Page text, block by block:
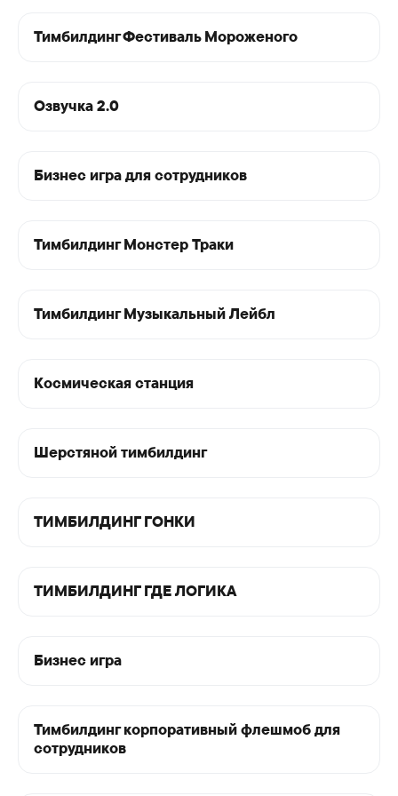
Тимбилдинг Фестиваль Мороженого
Озвучка 2.0
Бизнес игра для сотрудников
Тимбилдинг Монстер Траки
Тимбилдинг Музыкальный Лейбл
Космическая станция
Шерстяной тимбилдинг
ТИМБИЛДИНГ ГОНКИ
ТИМБИЛДИНГ ГДЕ ЛОГИКА
Бизнес игра
Тимбилдинг корпоративный флешмоб для
сотрудников
Тимбилдинг
Видеотимбилдинга